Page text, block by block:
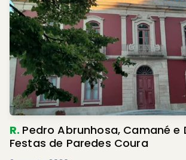
R. Pedro Abrunhosa, Camané e
Festas de Paredes Coura